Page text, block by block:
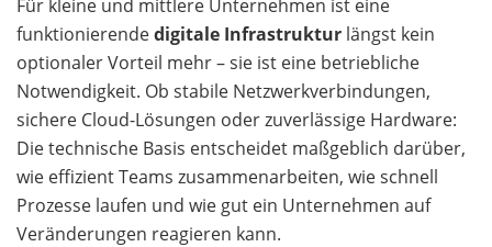
Für kleine und mittlere Unternehmen ist eine
funktionierendedigitale Infrastruktur längst kein
optionaler Vorteil mehr – sie ist eine betriebliche
Notwendigkeit. Ob stabile Netzwerkverbindungen,
sichere Cloud-Lösungen oder zuverlässige Hardware:
Die technische Basis entscheidet maßgeblich darüber,
wie effizient Teams zusammenarbeiten, wie schnell
Prozesse laufen und wie gut ein Unternehmen auf
Veränderungen reagieren kann.